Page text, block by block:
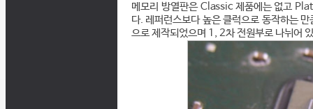
메모리 방열판은 Classic 제품에는 없고
다. 레퍼런스보다 높은 클럭으로 동작하는
으로 제작되었으며 1, 2차 전원부로 나뉘어